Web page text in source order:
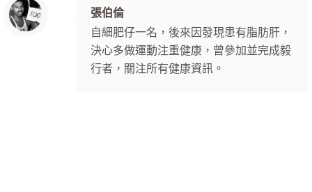
張伯倫
自細肥仔一名，後來因發現患有脂肪肝，
決心多做運動注重健康，曾參加並完成毅
行者，關注所有健康資訊。